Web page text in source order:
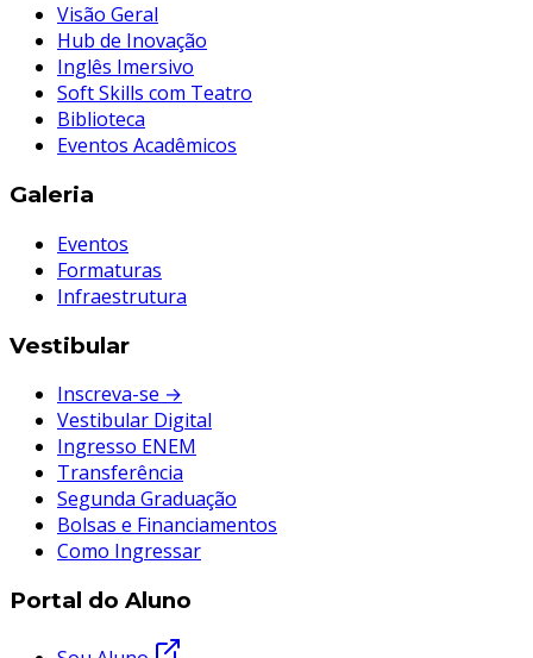
Visão Geral
Hub de Inovação
Inglês Imersivo
Soft Skills com Teatro
Biblioteca
Eventos Acadêmicos
Galeria
Eventos
Formaturas
Infraestrutura
Vestibular
Inscreva-se →
Vestibular Digital
Ingresso ENEM
Transferência
Segunda Graduação
Bolsas e Financiamentos
Como Ingressar
Portal do Aluno